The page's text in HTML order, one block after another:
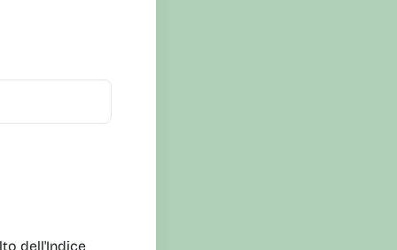
dell'Indice